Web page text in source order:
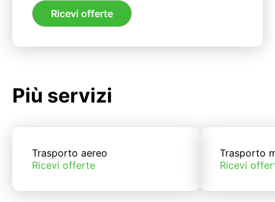
Ricevi offerte
Più servizi
Trasporto aereo
Ricevi offerte
Trasporto
Ricevi